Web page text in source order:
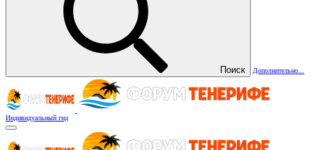
Поиск Дополнительно...
Индивидуальный гид